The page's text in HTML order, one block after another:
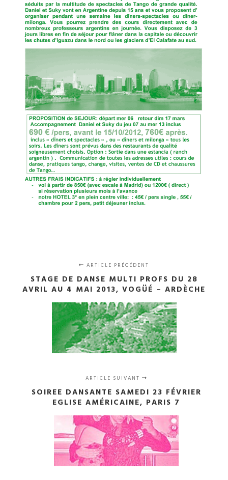
ARTICLE PRÉCÉDENT
STAGE DE DANSE MULTI PROFS DU 28
AVRIL AU 4 MAI 2013, VOGÜÉ – ARDÈCHE
ARTICLE SUIVANT
SOIREE DANSANTE SAMEDI 23 FÉVRIER
EGLISE AMÉRICAINE, PARIS 7